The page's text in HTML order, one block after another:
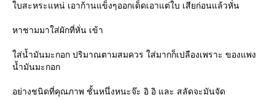
บสะหระแหน่ เอาก้านแข็งๆออกเด็ดเอาแต่ใบ เสียก่อนแล้วหั่น
หาชามมาใส่ผักที่หั่น เข้า
ส่น้ำมันมะกอก ปริมาณตามสมควร ใส่มากก็เปลืองเพราะ ของแพง
น้ำมันมะกอก
อย่างชนิดที่คุณภาพ ชั้นหนึ่งหนะจ๊ะ อิ อิ และ สลัดจะมันจัด